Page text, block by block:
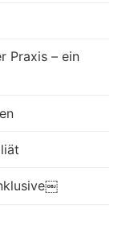
Praxis – ein